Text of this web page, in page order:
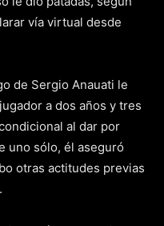
vía virtual desde
de Sergio Anauati le
a dos años y tres
al dar por
uno sólo, él aseguró
otras actitudes previas